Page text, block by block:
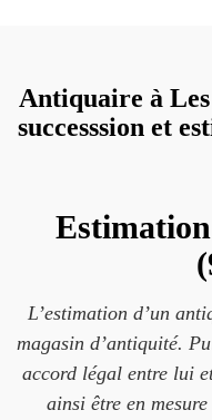
Antiquaire à
successsion et
L’estimation d’un
magasin d’antiquité.
accord légal entre lui
ainsi être en